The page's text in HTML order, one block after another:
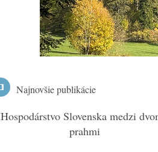
Najnovšie publikácie
Hospodárstvo Slovenska medzi
prahmi